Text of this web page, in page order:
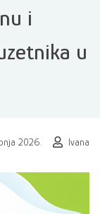
i
u
2026. Ivana